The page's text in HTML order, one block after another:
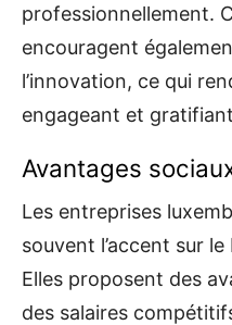
professionnellement.
encouragent
l’innovation, ce qui
engageant et
Avantages
Les entreprises
souvent l’accent sur
Elles proposent des
des salaires